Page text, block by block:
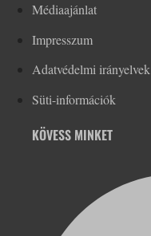
Médiaajánlat
Impresszum
Adatvédelmi irányelvek
Süti-információk
KÖVESS MINKET